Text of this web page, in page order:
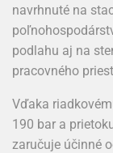
navrhnuté na
podlahu aj na
pracovného
Vďaka
190 bar a
zaručuje účinné